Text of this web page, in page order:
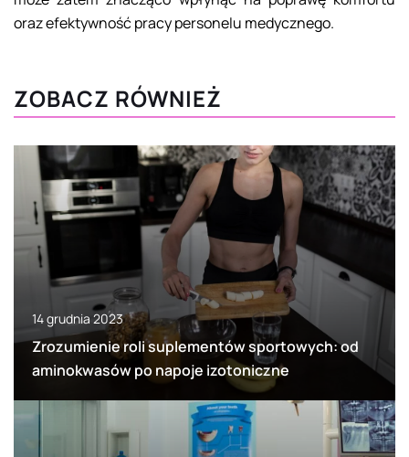
oraz efektywność pracy personelu medycznego.
ZOBACZ RÓWNIEŻ
14 grudnia 2023
Zrozumienie roli suplementów sportowych: od
aminokwasów po napoje izotoniczne